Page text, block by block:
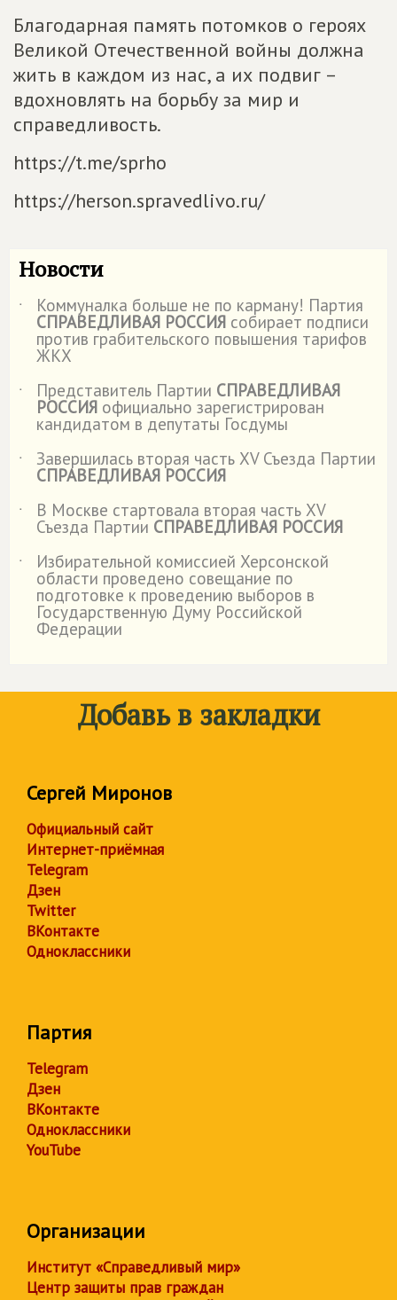
Благодарная память потомков о героях
Великой Отечественной войны должна
жить в каждом из нас, а их подвиг –
вдохновлять на борьбу за мир и
справедливость.
https://t.me/sprho
https://herson.spravedlivo.ru/
Новости
˙ Коммуналка больше не по карману! Партия
СПРАВЕДЛИВАЯ РОССИЯ собирает подписи
против грабительского повышения тарифов
ЖКХ
˙
Представитель Партии СПРАВЕДЛИВАЯ
РОССИЯ официально зарегистрирован
кандидатом в депутаты Госдумы
˙
Завершилась вторая часть XV Съезда Партии
СПРАВЕДЛИВАЯ РОССИЯ
˙
В Москве стартовала вторая часть XV
Съезда Партии СПРАВЕДЛИВАЯ РОССИЯ
˙
Избирательной комиссией Херсонской
области проведено совещание по
подготовке к проведению выборов в
Государственную Думу Российской
Федерации
Добавь в закладки
Сергей Миронов
Официальный сайт
Интернет-приёмная
Telegram
Дзен
Twitter
ВКонтакте
Одноклассники
Партия
Telegram
Дзен
ВКонтакте
Одноклассники
YouTube
Организации
Институт «Справедливый мир»
Центр защиты прав граждан